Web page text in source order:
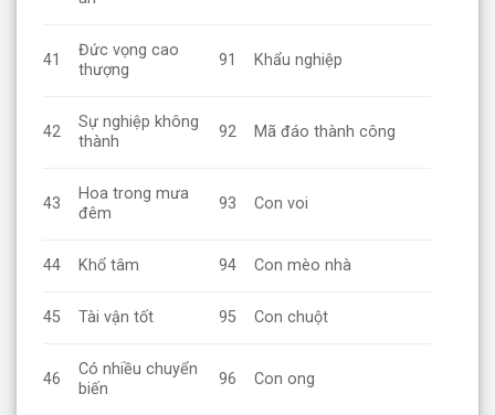
41
Đức vọng cao
thượng
91 Khẩu nghiệp
42
Sự nghiệp không
thành
92 Mã đáo thành công
43
Hoa trong mưa
đêm
93 Con voi
44 Khổ tâm 94 Con mèo nhà
45 Tài vận tốt 95 Con chuột
46
Có nhiều chuyển
biến
96 Con ong